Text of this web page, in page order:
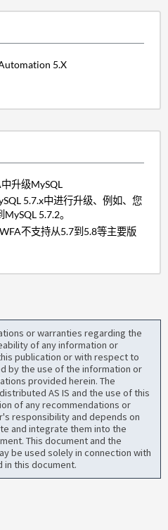
5.X
升级MySQL
5.7.x中进行升级、例如、您
5.7.2。
不支持从5.7到5.8等主要版
or warranties regarding the
of any information or
publication or with respect to
by the use of the information or
provided herein. The
AS IS and the use of this
of any recommendations or
responsibility and depends on
and integrate them into the
This document and the
be used solely in connection with
this document.